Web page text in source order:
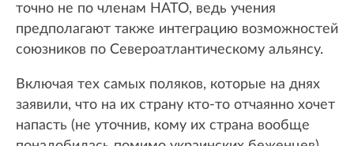
точно не по членам НАТО, ведь учения
предполагают также интеграцию возможностей
союзников по Североатлантическому альянсу.
Включая тех самых поляков, которые на днях
заявили, что на их страну кто-то отчаянно хочет
напасть (не уточнив, кому их страна вообще